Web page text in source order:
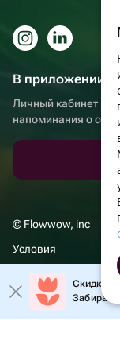
В приложении
Личный кабинет
напоминания о
© Flowwow, inc
Условия
Обработка
Скидка